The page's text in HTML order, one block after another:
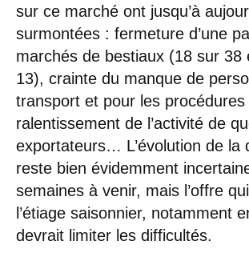
sur ce marché ont jusqu’à
surmontées : fermeture d’une
marchés de bestiaux (18 sur 38
13), crainte du manque de
transport et pour les procédures
ralentissement de l’activité de
exportateurs… L’évolution de la
reste bien évidemment
semaines à venir, mais l’offre
l’étiage saisonnier, notamment
devrait limiter les difficultés.